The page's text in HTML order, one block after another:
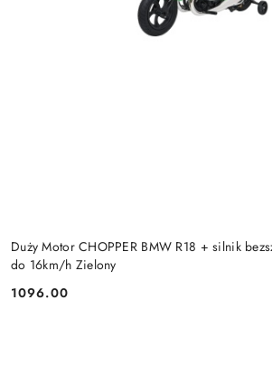
Duży Motor CHOPPER BMW R18 + silnik
do 16km/h Zielony
Cena:
1096.00